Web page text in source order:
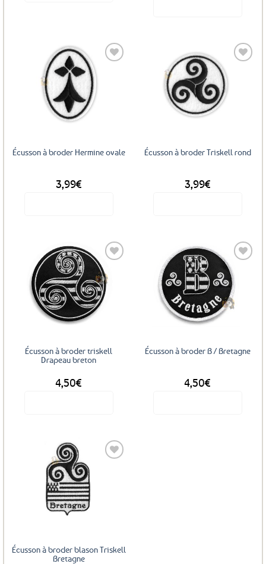
variations.
options
sur
Écusson à broder Hermine ovale
3,99€
Écusson à broder Triskell rond
3,99€
Ajouter
aux
favoris
Écusson à broder triskell
Drapeau breton
4,50€
Ajouter
aux
favoris
Écusson à broder B / Bretagne
4,50€
Écusson à broder blason Triskell
Bretagne